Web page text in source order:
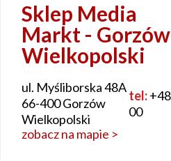
Sklep Media
Markt - Gorzów
Wielkopolski
ul. Myśliborska 48A
66-400 Gorzów
Wielkopolski
tel:
00
zobacz na mapie >